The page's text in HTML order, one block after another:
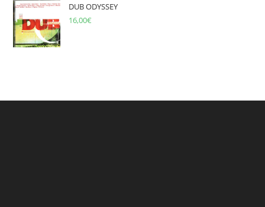
DUB ODYSSEY
16,00€